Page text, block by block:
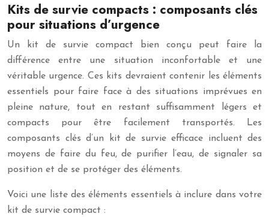
Kits de survie compacts : composants clés
pour situations d’urgence
Un kit de survie compact bien conçu peut faire la
différence entre une situation inconfortable et une
véritable urgence. Ces kits devraient contenir les éléments
essentiels pour faire face à des situations imprévues en
pleine nature, tout en restant suffisamment légers et
compacts pour être facilement transportés. Les
composants clés d’un kit de survie efficace incluent des
moyens de faire du feu, de purifier l’eau, de signaler sa
position et de se protéger des éléments.
Voici une liste des éléments essentiels à inclure dans votre
kit de survie compact :